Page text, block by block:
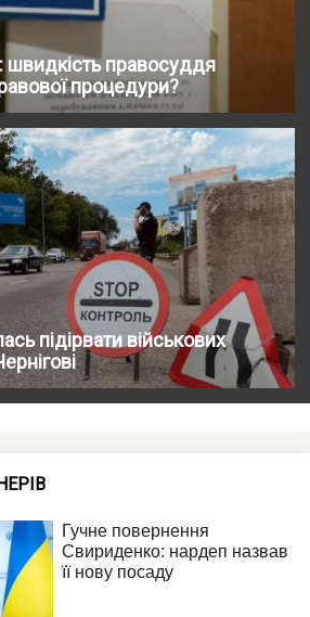
швидкість правосуддя
процедури?
підірвати військових